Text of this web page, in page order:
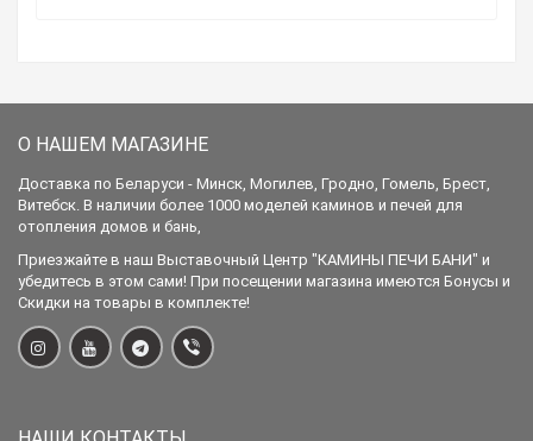
О НАШЕМ МАГАЗИНЕ
Доставка по Беларуси - Минск, Могилев, Гродно, Гомель, Брест,
Витебск. В наличии более 1000 моделей каминов и печей для
отопления домов и бань,
Приезжайте в наш Выставочный Центр "КАМИНЫ ПЕЧИ БАНИ" и
убедитесь в этом сами! При посещении магазина имеются Бонусы и
Скидки на товары в комплекте!